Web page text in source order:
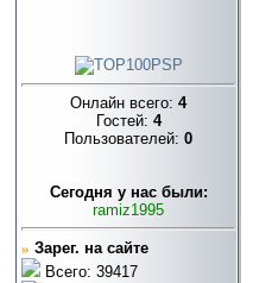
Онлайн всего: 4
Гостей: 4
Пользователей: 0
Cегодня у нас были:
ramiz1995
» Зарег. на сайте
Всего: 39417